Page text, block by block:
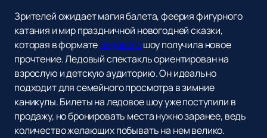
Зрителей ожидает магия балета, феерия фигурного
катания и мир праздничной новогодней сказки,
которая в формателедовогошоу получила новое
прочтение. Ледовый спектакль ориентирован на
взрослую и детскую аудиторию. Он идеально
подходит для семейного просмотра в зимние
каникулы. Билеты на ледовое шоу уже поступили в
продажу, но бронировать места нужно заранее, ведь
количество желающих побывать на нем велико.